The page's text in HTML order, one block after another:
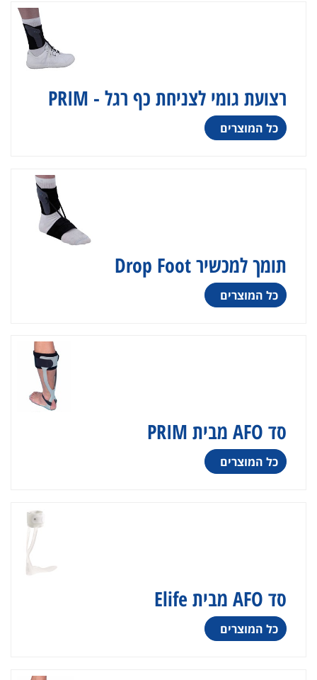
רצועת גומי לצניחת כף רגל - PRIM
כל המוצרים
תומך למכשיר Drop Foot
כל המוצרים
סד AFO מבית PRIM
כל המוצרים
סד AFO מבית Elife
כל המוצרים